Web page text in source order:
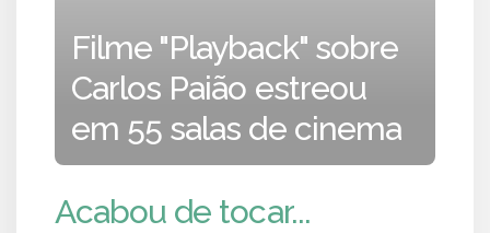
Filme "Playback" sobre
Carlos Paião estreou
em 55 salas de cinema
Acabou de tocar...